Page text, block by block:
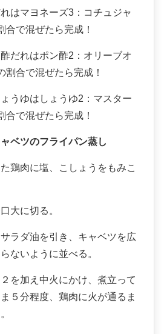
はマヨネーズ3：コチュジャ
合で混ぜたら完成！
だれはポン酢2：オリーブオ
割合で混ぜたら完成！
うゆはしょうゆ2：マスター
合で混ぜたら完成！
ベツのフライパン蒸し
鶏肉に塩、こしょうをもみこ
大に切る。
ラダ油を引き、キャベツを広
ないように並べる。
を加え中火にかけ、煮立って
５分程度、鶏肉に火が通るま